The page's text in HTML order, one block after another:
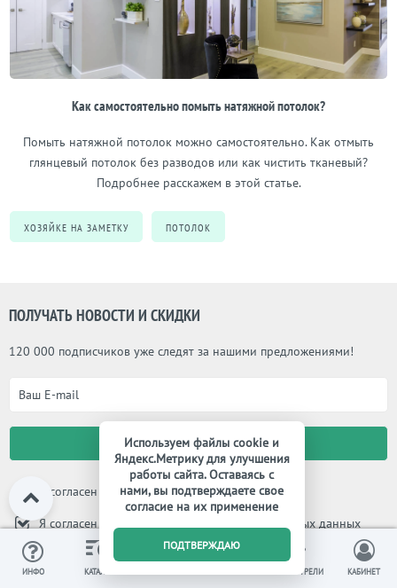
Как самостоятельно помыть натяжной потолок?
Помыть натяжной потолок можно самостоятельно. Как отмыть
глянцевый потолок без разводов или как чистить тканевый?
Подробнее расскажем в этой статье.
ХОЗЯЙКЕ НА ЗАМЕТКУ ПОТОЛОК
ПОЛУЧАТЬ НОВОСТИ И СКИДКИ
120 000 подписчиков уже следят за нашими предложениями!
Я согласен с
правилами магазина
Я согласен с
политикой обработки персональных данных
Я согласен на
обработку персональных данных
ИНФО КАТАЛОГ
0
ВЫ СМОТРЕЛИ КАБИНЕТ
Используем файлы cookie и
Яндекс.Метрику для улучшения
работы сайта. Оставаясь с
нами, вы подтверждаете свое
согласие на их применение
ПОДТВЕРЖДАЮ